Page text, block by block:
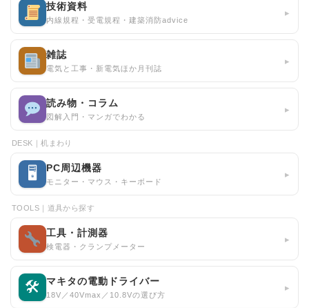
技術資料
内線規程・受電規程・建築消防advice
▸
雑誌
電気と工事・新電気ほか月刊誌
▸
読み物・コラム
図解入門・マンガでわかる
▸
DESK｜机まわり
🖥 PC周辺機器
モニター・マウス・キーボード
▸
TOOLS｜道具から探す
工具・計測器
検電器・クランプメーター
▸
🛠 マキタの電動ドライバー
18V／40Vmax／10.8Vの選び方
▸